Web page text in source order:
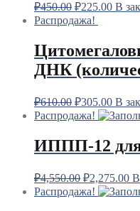
₽450.00 ₽225.00 В
Распродажа!
ДНК
₽610.00 ₽305.00 В
Распродажа!
ИППП-12
₽4,550.00 ₽2,275.00 В
Распродажа!